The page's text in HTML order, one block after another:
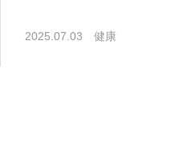
2025.07.03 健康